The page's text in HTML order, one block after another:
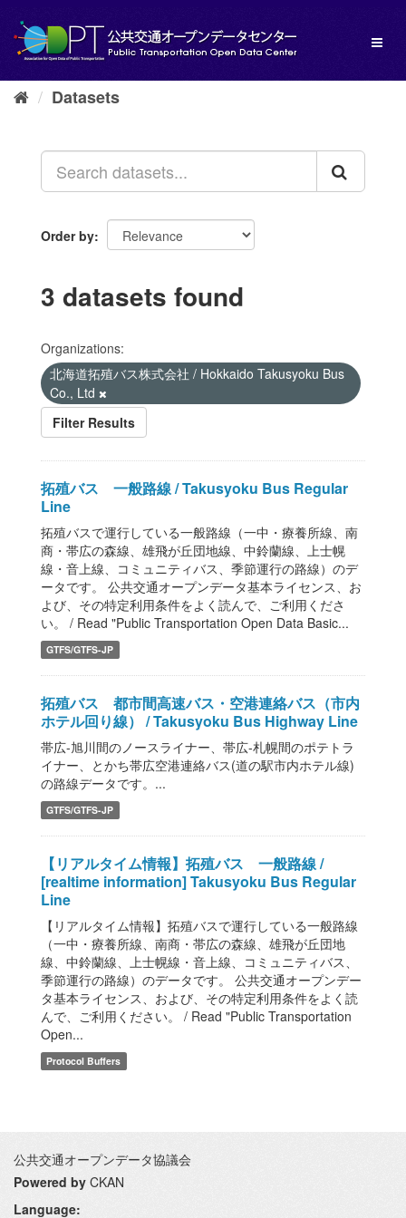
content
Datasets
Order by
3 datasets found
Organizations:
北海道拓殖バス株式会社 / Hokkaido Takusyoku Bus
Co., Ltd
Filter Results
拓殖バス 一般路線 / Takusyoku Bus Regular
Line
拓殖バスで運行している一般路線（一中・療養所線、南
商・帯広の森線、雄飛が丘団地線、中鈴蘭線、上士幌
線・音上線、コミュニティバス、季節運行の路線）のデ
ータです。 公共交通オープンデータ基本ライセンス、お
よび、その特定利用条件をよく読んで、ご利用くださ
い。 / Read "Public Transportation Open Data Basic...
GTFS/GTFS-JP
拓殖バス 都市間高速バス・空港連絡バス（市内
ホテル回り線） / Takusyoku Bus Highway Line
帯広-旭川間のノースライナー、帯広-札幌間のポテトラ
イナー、とかち帯広空港連絡バス(道の駅市内ホテル線)
の路線データです。...
GTFS/GTFS-JP
【リアルタイム情報】拓殖バス 一般路線 /
[realtime information] Takusyoku Bus Regular
Line
【リアルタイム情報】拓殖バスで運行している一般路線
（一中・療養所線、南商・帯広の森線、雄飛が丘団地
線、中鈴蘭線、上士幌線・音上線、コミュニティバス、
季節運行の路線）のデータです。 公共交通オープンデー
タ基本ライセンス、および、その特定利用条件をよく読
んで、ご利用ください。 / Read "Public Transportation
Open...
Protocol Buffers
公共交通オープンデータ協議会
Powered by CKAN
Language